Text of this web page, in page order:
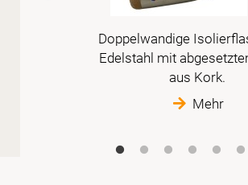
Doppelwandige
Edelstahl mit
aus Kork.
Mehr